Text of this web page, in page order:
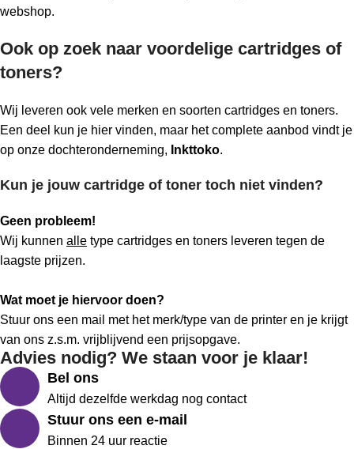
webshop.
Ook op zoek naar voordelige cartridges of
toners?
Wij leveren ook vele merken en soorten cartridges en toners.
Een deel kun je hier vinden, maar het complete aanbod vindt je
op onze dochteronderneming, Inkttoko.
Kun je jouw cartridge of toner toch niet vinden?
Geen probleem!
Wij kunnen alle type cartridges en toners leveren tegen de
laagste prijzen.
Wat moet je hiervoor doen?
Stuur ons een mail met het merk/type van de printer en je krijgt
van ons z.s.m. vrijblijvend een prijsopgave.
Advies nodig? We staan voor je klaar!
Bel ons
Altijd dezelfde werkdag nog contact
Stuur ons een e-mail
Binnen 24 uur reactie